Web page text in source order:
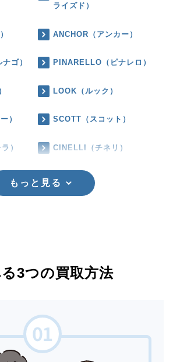
ライズド）
ANCHOR（アンカー）
ゴ） PINARELLO（ピナレロ）
LOOK（ルック）
） SCOTT（スコット）
） CINELLI（チネリ）
もっと見る
3つの買取方法